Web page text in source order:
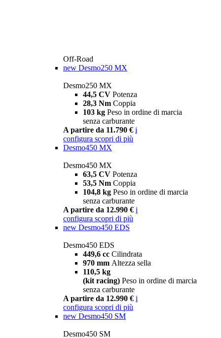
Off-Road
new Desmo250 MX
Desmo250 MX
44,5 CV Potenza
28,3 Nm Coppia
103 kg Peso in ordine di marcia
senza carburante
A partire da 11.790 € i
configura scopri di più
Desmo450 MX
Desmo450 MX
63,5 CV Potenza
53,5 Nm Coppia
104,8 kg Peso in ordine di marcia
senza carburante
A partire da 12.990 € i
configura scopri di più
new Desmo450 EDS
Desmo450 EDS
449,6 cc Cilindrata
970 mm Altezza sella
110,5 kg
(kit racing) Peso in ordine di marcia
senza carburante
A partire da 12.990 € i
configura scopri di più
new Desmo450 SM
Desmo450 SM